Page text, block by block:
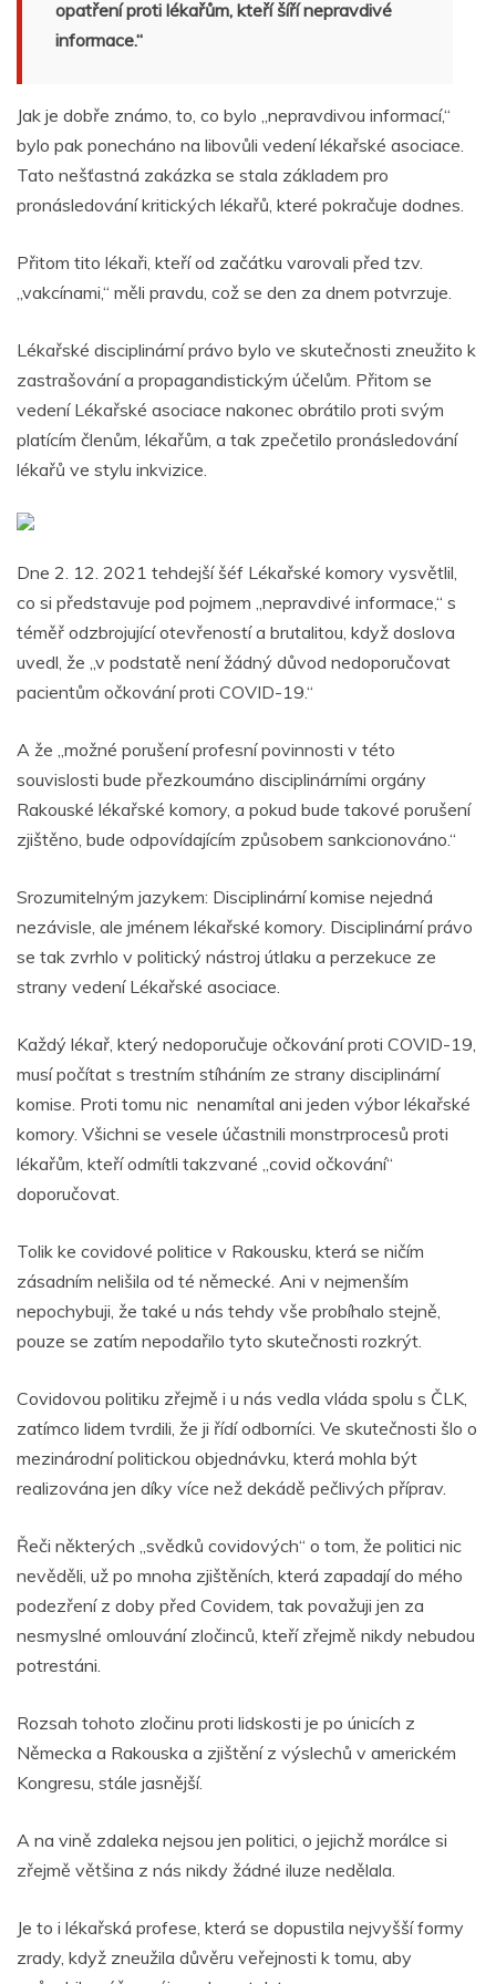
opatření proti lékařům, kteří šíří nepravdivé
informace.“
Jak je dobře známo, to, co bylo „nepravdivou informací,“
bylo pak ponecháno na libovůli vedení lékařské asociace.
Tato nešťastná zakázka se stala základem pro
pronásledování kritických lékařů, které pokračuje dodnes.
Přitom tito lékaři, kteří od začátku varovali před tzv.
„vakcínami,“ měli pravdu, což se den za dnem potvrzuje.
Lékařské disciplinární právo bylo ve skutečnosti zneužito k
zastrašování a propagandistickým účelům. Přitom se
vedení Lékařské asociace nakonec obrátilo proti svým
platícím členům, lékařům, a tak zpečetilo pronásledování
lékařů ve stylu inkvizice.
Dne 2. 12. 2021 tehdejší šéf Lékařské komory vysvětlil,
co si představuje pod pojmem „nepravdivé informace,“ s
téměř odzbrojující otevřeností a brutalitou, když doslova
uvedl, že „v podstatě není žádný důvod nedoporučovat
pacientům očkování proti COVID-19.“
A že „možné porušení profesní povinnosti v této
souvislosti bude přezkoumáno disciplinárními orgány
Rakouské lékařské komory, a pokud bude takové porušení
zjištěno, bude odpovídajícím způsobem sankcionováno.“
Srozumitelným jazykem: Disciplinární komise nejedná
nezávisle, ale jménem lékařské komory. Disciplinární právo
se tak zvrhlo v politický nástroj útlaku a perzekuce ze
strany vedení Lékařské asociace.
Každý lékař, který nedoporučuje očkování proti COVID-19,
musí počítat s trestním stíháním ze strany disciplinární
komise. Proti tomu nic nenamítal ani jeden výbor lékařské
komory. Všichni se vesele účastnili monstrprocesů proti
lékařům, kteří odmítli takzvané „covid očkování“
doporučovat.
Tolik ke covidové politice v Rakousku, která se ničím
zásadním nelišila od té německé. Ani v nejmenším
nepochybuji, že také u nás tehdy vše probíhalo stejně,
pouze se zatím nepodařilo tyto skutečnosti rozkrýt.
Covidovou politiku zřejmě i u nás vedla vláda spolu s ČLK,
zatímco lidem tvrdili, že ji řídí odborníci. Ve skutečnosti šlo o
mezinárodní politickou objednávku, která mohla být
realizována jen díky více než dekádě pečlivých příprav.
Řeči některých „svědků covidových“ o tom, že politici nic
nevěděli, už po mnoha zjištěních, která zapadají do mého
podezření z doby před Covidem, tak považuji jen za
nesmyslné omlouvání zločinců, kteří zřejmě nikdy nebudou
potrestáni.
Rozsah tohoto zločinu proti lidskosti je po únicích z
Německa a Rakouska a zjištění z výslechů v americkém
Kongresu, stále jasnější.
A na vině zdaleka nejsou jen politici, o jejichž morálce si
zřejmě většina z nás nikdy žádné iluze nedělala.
Je to i lékařská profese, která se dopustila nejvyšší formy
zrady, když zneužila důvěru veřejnosti k tomu, aby